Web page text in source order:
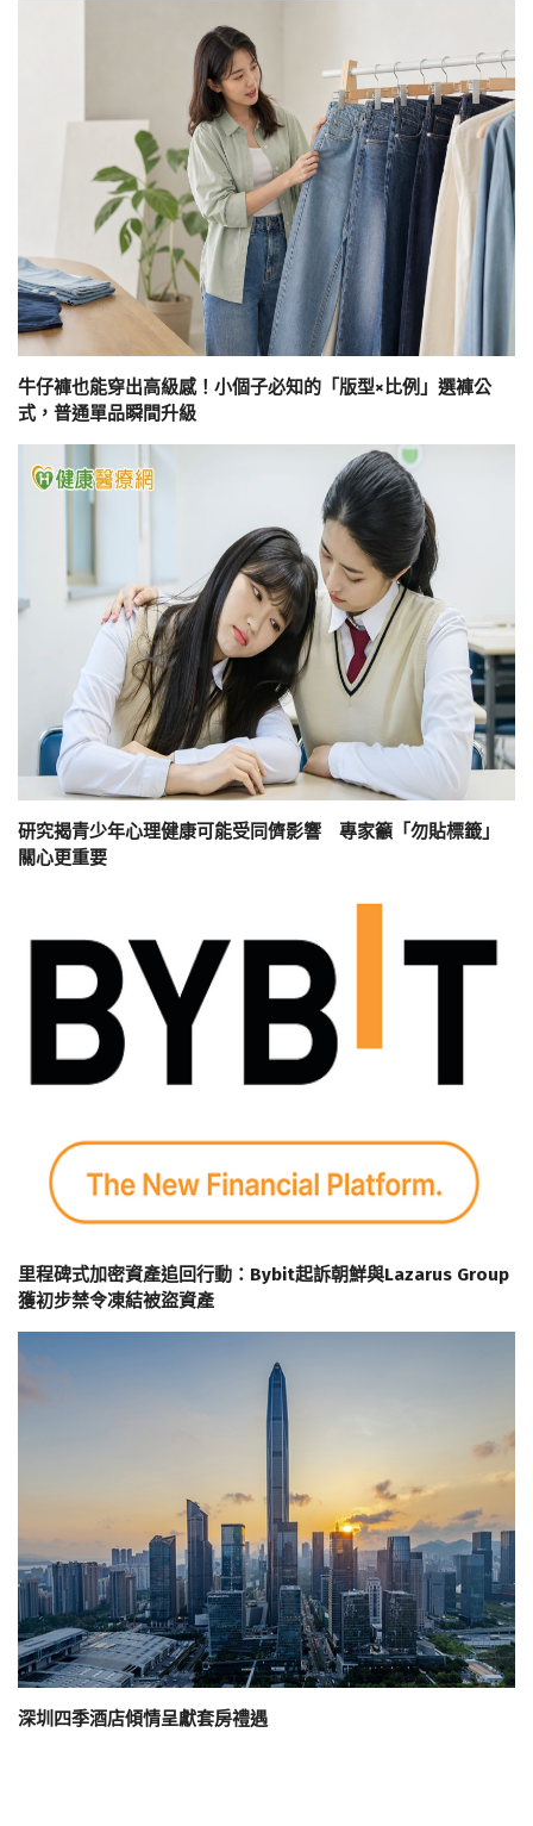
牛仔褲也能穿出高級感！小個子必知的「版型×比例」選褲公
式，普通單品瞬間升級
研究揭青少年心理健康可能受同儕影響 專家籲「勿貼標籤」
關心更重要
里程碑式加密資產追回行動：Bybit起訴朝鮮與Lazarus Group
獲初步禁令凍結被盜資產
深圳四季酒店傾情呈獻套房禮遇